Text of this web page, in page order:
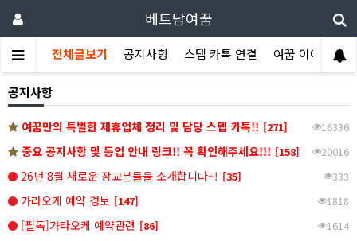
베트남여꿈
전체글보기 공지사항 스텝 카톡 연결 여꿈 이야기
공지사항
여꿈만의 특별한 제휴업체 정리 및 담당 스텝 카톡!! [271] 16336
중요 공지사항 및 등업 안내 링크!! 꼭 확인해주세요!!! [158] 20016
26년 8월 새로운 장교분들을 소개합니다~! [35] 333
가라오케 예약 경보 [147] 1818
[필독]가라오케 예약관련 [86] 1614